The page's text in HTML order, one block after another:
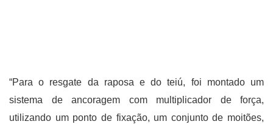
“Para o resgate da raposa e do teiú, foi montado um
sistema de ancoragem com multiplicador de força,
utilizando um ponto de fixação, um conjunto de moitões,